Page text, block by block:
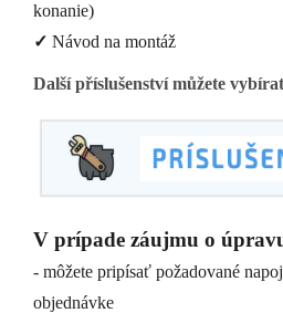
konanie)
✓ Návod na montáž
Další příslušenství můžete vybírat
V prípade záujmu o
- môžete pripísať požadované
objednávke